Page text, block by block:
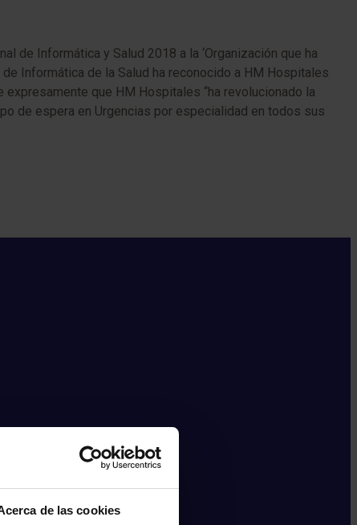
de las cookies
de Informática y Salud 2018 a la ‘Organización que ha
Informática de la Salud ha reconocido a HM Hospitales
que HM Hospitales “ha revolucionado la
de espera en Urgencias por especialidad en todos sus